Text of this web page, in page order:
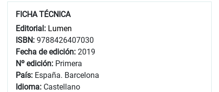
FICHA TÉCNICA
Editorial: Lumen
ISBN: 9788426407030
Fecha de edición: 2019
Nº edición: Primera
País: España. Barcelona
Idioma: Castellano